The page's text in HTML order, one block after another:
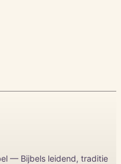
— Bijbels leidend, traditie